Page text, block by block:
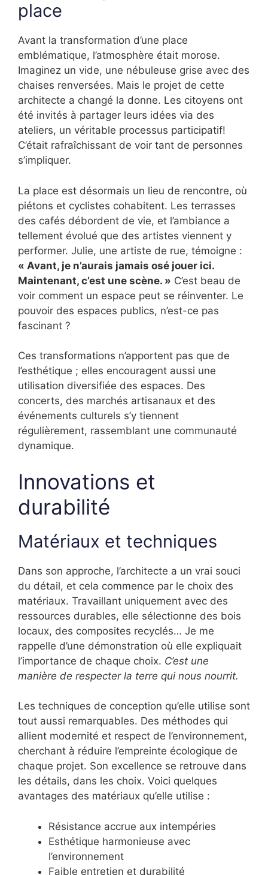
place
Avant la transformation d’une place
emblématique, l’atmosphère était morose.
Imaginez un vide, une nébuleuse grise avec des
chaises renversées. Mais le projet de cette
architecte a changé la donne. Les citoyens ont
été invités à partager leurs idées via des
ateliers, un véritable processus participatif!
C’était rafraîchissant de voir tant de personnes
s’impliquer.
La place est désormais un lieu de rencontre, où
piétons et cyclistes cohabitent. Les terrasses
des cafés débordent de vie, et l’ambiance a
tellement évolué que des artistes viennent y
performer. Julie, une artiste de rue, témoigne :
« Avant, je n’aurais jamais osé jouer ici.
Maintenant, c’est une scène. » C’est beau de
voir comment un espace peut se réinventer. Le
pouvoir des espaces publics, n’est-ce pas
fascinant ?
Ces transformations n’apportent pas que de
l’esthétique ; elles encouragent aussi une
utilisation diversifiée des espaces. Des
concerts, des marchés artisanaux et des
événements culturels s’y tiennent
régulièrement, rassemblant une communauté
dynamique.
Innovations et
durabilité
Matériaux et techniques
Dans son approche, l’architecte a un vrai souci
du détail, et cela commence par le choix des
matériaux. Travaillant uniquement avec des
ressources durables, elle sélectionne des bois
locaux, des composites recyclés… Je me
rappelle d’une démonstration où elle expliquait
l’importance de chaque choix. C’est une
manière de respecter la terre qui nous nourrit.
Les techniques de conception qu’elle utilise sont
tout aussi remarquables. Des méthodes qui
allient modernité et respect de l’environnement,
cherchant à réduire l’empreinte écologique de
chaque projet. Son excellence se retrouve dans
les détails, dans les choix. Voici quelques
avantages des matériaux qu’elle utilise :
Résistance accrue aux intempéries
Esthétique harmonieuse avec
l’environnement
Faible entretien et durabilité